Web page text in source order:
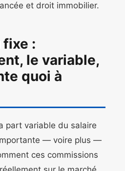
et droit immobilier.
:
le variable,
quoi à
part variable du salaire
— voire plus —
ces commissions